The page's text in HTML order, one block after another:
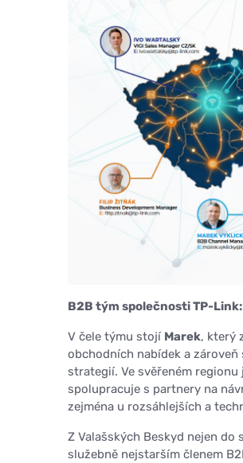
B2B tým společnosti TP-Link:
V čele týmu stojí Marek, který
obchodních nabídek a
strategií. Ve svěřeném
spolupracuje s partnery na
zejména u rozsáhlejších a
Z Valašských Beskyd nejen do
služebně nejstarším členem